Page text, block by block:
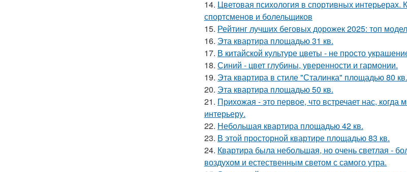
14. Цветовая психология в спортивных интерьерах.
спортсменов и болельщиков
15. Рейтинг лучших беговых дорожек 2025: топ
16. Эта квартира площадью 31 кв.
17. В китайской культуре цветы - не просто
18. Синий - цвет глубины, уверенности и гармонии.
19. Эта квартира в стиле "Сталинка" площадью 80 кв.
20. Эта квартира площадью 50 кв.
21. Прихожая - это первое, что встречает нас,
интерьеру.
22. Небольшая квартира площадью 42 кв.
23. В этой просторной квартире площадью 83 кв.
24. Квартира была небольшая, но очень светлая -
воздухом и естественным светом с самого утра.